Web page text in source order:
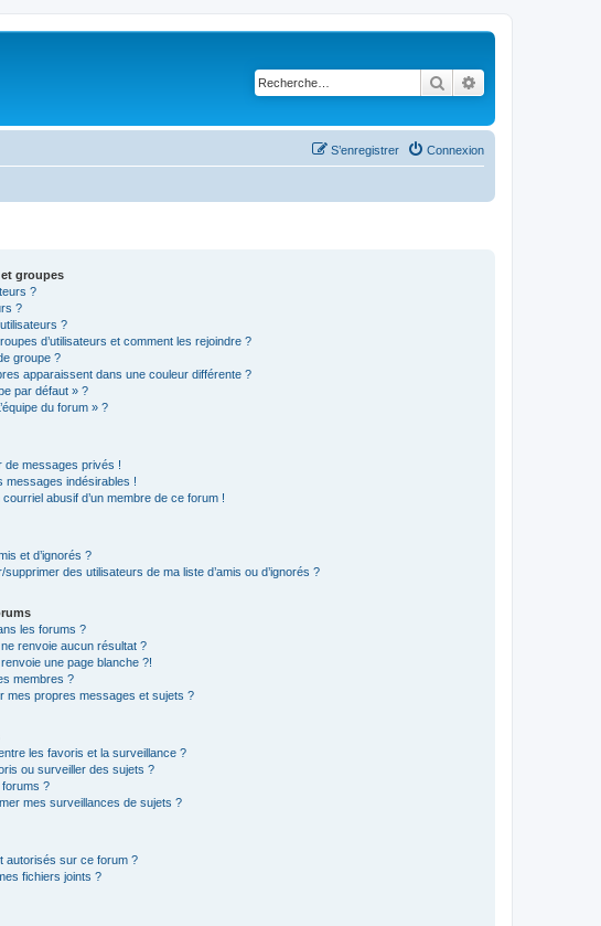
Rechercher
Connexion
S’enregistrer
groupes
?
?
?
d’utilisateurs et comment les rejoindre ?
groupe ?
apparaissent dans une couleur différente ?
par défaut » ?
du forum » ?
de messages privés !
messages indésirables !
abusif d’un membre de ce forum !
et d’ignorés ?
des utilisateurs de ma liste d’amis ou d’ignorés ?
les forums ?
renvoie aucun résultat ?
une page blanche ?!
membres ?
mes propres messages et sujets ?
les favoris et la surveillance ?
ou surveiller des sujets ?
?
mes surveillances de sujets ?
autorisés sur ce forum ?
fichiers joints ?